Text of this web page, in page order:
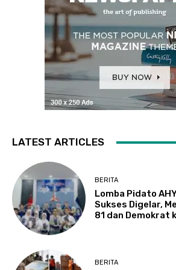
LATEST ARTICLES
BERITA
Lomba Pidato
Sukses Digelar,
81 dan Demokrat
BERITA